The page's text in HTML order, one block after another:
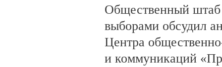
Общественный
выборами обсудил
Центра
и коммуникаций